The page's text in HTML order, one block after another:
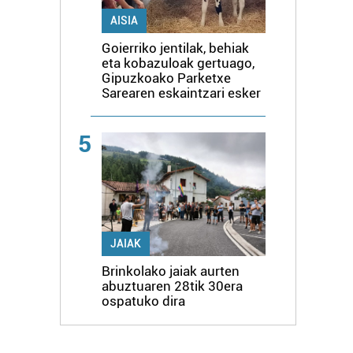
AISIA
Goierriko jentilak, behiak
eta kobazuloak gertuago,
Gipuzkoako Parketxe
Sarearen eskaintzari esker
5
JAIAK
Brinkolako jaiak aurten
abuztuaren 28tik 30era
ospatuko dira